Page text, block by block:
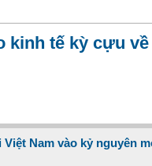
kinh tế kỳ cựu
Nam vào kỷ nguyên